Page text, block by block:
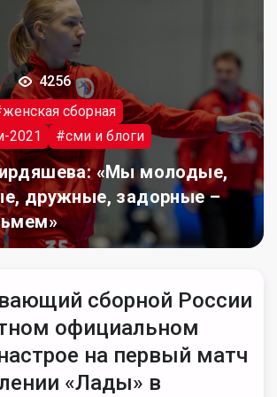
4256
сборная
2021
#сми и блоги
«Мы молодые,
дружные, задорные –
сборной России
официальном
на первый матч
«Лады» в